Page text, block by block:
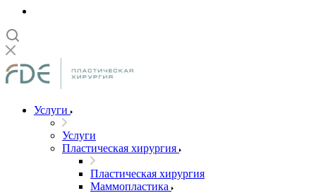
Услуги
Услуги
Пластическая хирургия
Пластическая хирургия
Маммопластика